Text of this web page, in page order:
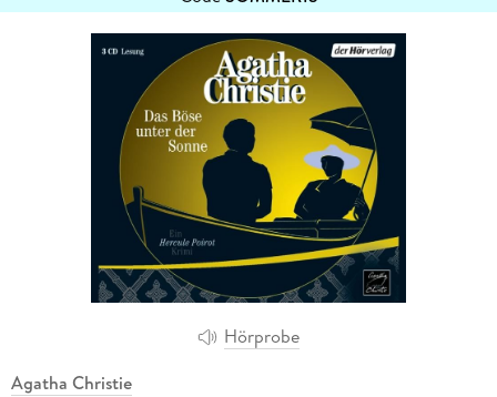
erfahren
Hörprobe
Agatha Christie